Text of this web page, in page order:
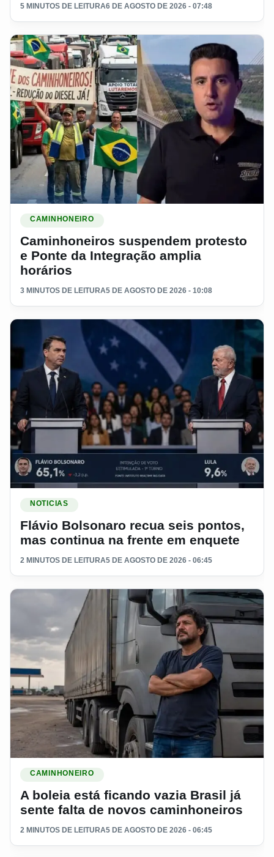
5 MINUTOS DE LEITURA6 DE AGOSTO DE 2026 - 07:48
CAMINHONEIRO
Caminhoneiros suspendem protesto
e Ponte da Integração amplia
horários
3 MINUTOS DE LEITURA5 DE AGOSTO DE 2026 - 10:08
NOTICIAS
Flávio Bolsonaro recua seis pontos,
mas continua na frente em enquete
2 MINUTOS DE LEITURA5 DE AGOSTO DE 2026 - 06:45
CAMINHONEIRO
A boleia está ficando vazia Brasil já
sente falta de novos caminhoneiros
2 MINUTOS DE LEITURA5 DE AGOSTO DE 2026 - 06:45